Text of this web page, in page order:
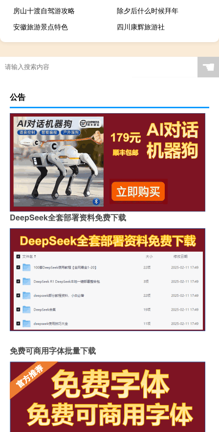
房山十渡自驾游攻略
除夕后什么时候拜年
安徽旅游景点特色
四川康辉旅游社
☚
公告
DeepSeek全套部署资料免费下载
免费可商用字体批量下载